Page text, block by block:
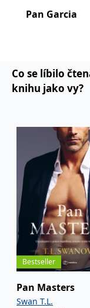
Pan Garcia
Co se líbilo
knihu jako vy?
Bestseller
Pan Masters
Swan T.L.